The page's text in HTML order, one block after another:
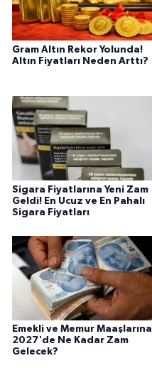
Gram Altın Rekor Yolunda!
Altın Fiyatları Neden Arttı?
Sigara Fiyatlarına Yeni Zam
Geldi! En Ucuz ve En Pahalı
Sigara Fiyatları
Emekli ve Memur Maaşlarına
2027'de Ne Kadar Zam
Gelecek?